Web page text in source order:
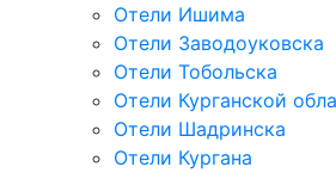
Отели Ишима
Отели Заводоуковска
Отели Тобольска
Отели Курганской
Отели Шадринска
Отели Кургана